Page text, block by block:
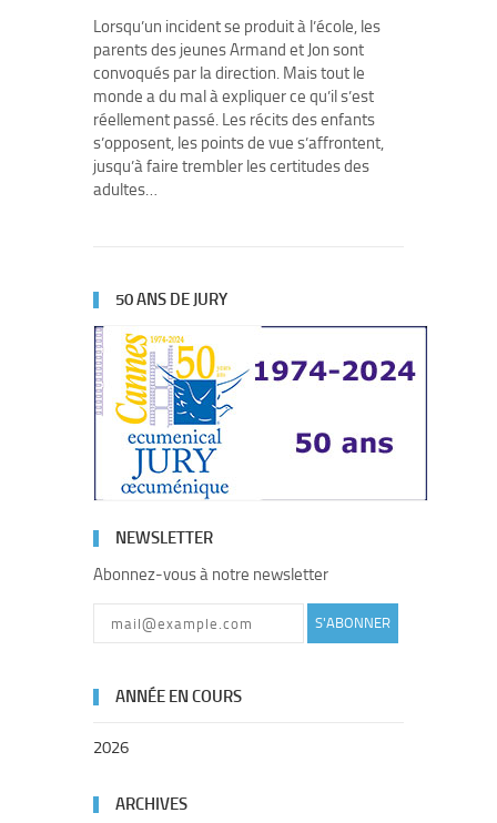
Lorsqu’un incident se produit à l’école, les
parents des jeunes Armand et Jon sont
convoqués par la direction. Mais tout le
monde a du mal à expliquer ce qu’il s’est
réellement passé. Les récits des enfants
s’opposent, les points de vue s’affrontent,
jusqu’à faire trembler les certitudes des
adultes…
50 ANS DE JURY
NEWSLETTER
Abonnez-vous à notre newsletter
S'ABONNER
ANNÉE EN COURS
2026
ARCHIVES